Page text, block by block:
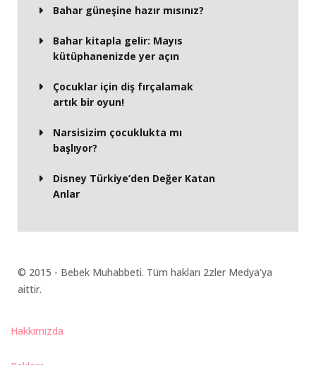
Bahar güneşine hazır mısınız?
Bahar kitapla gelir: Mayıs
kütüphanenizde yer açın
Çocuklar için diş fırçalamak
artık bir oyun!
Narsisizim çocuklukta mı
başlıyor?
Disney Türkiye’den Değer Katan
Anlar
© 2015 - Bebek Muhabbeti. Tüm hakları 2zler Medya'ya
aittir.
Hakkımızda